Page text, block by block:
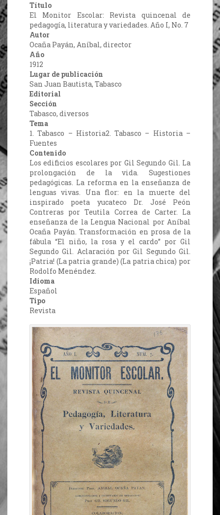
Título
El Monitor Escolar: Revista quincenal de
pedagogía, literatura y variedades. Año I, No. 7
Autor
Ocaña Payán, Aníbal, director
Año
1912
Lugar de publicación
San Juan Bautista, Tabasco
Editorial
Sección
Tabasco, diversos
Tema
1. Tabasco – Historia2. Tabasco – Historia –
Fuentes
Contenido
Los edificios escolares por Gil Segundo Gil. La
prolongación de la vida. Sugestiones
pedagógicas. La reforma en la enseñanza de
lenguas vivas. Una flor: en la muerte del
inspirado poeta yucateco Dr. José Peón
Contreras por Teutila Correa de Carter. La
enseñanza de la Lengua Nacional por Aníbal
Ocaña Payán. Transformación en prosa de la
fábula “El niño, la rosa y el cardo” por Gil
Segundo Gil. Aclaración por Gil Segundo Gil.
¡Patria! (La patria grande) (La patria chica) por
Rodolfo Menéndez.
Idioma
Español
Tipo
Revista